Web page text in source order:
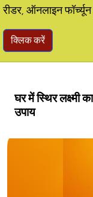
रीडर, ऑनलाइन
क्लिक करें
घर में स्थिर लक्ष्मी
उपाय